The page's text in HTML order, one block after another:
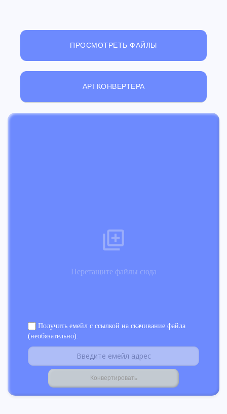
ПРОСМОТРЕТЬ ФАЙЛЫ
API КОНВЕРТЕРА
Перетащите файлы сюда
Получить емейл с ссылкой на скачивание файла
(необязательно):